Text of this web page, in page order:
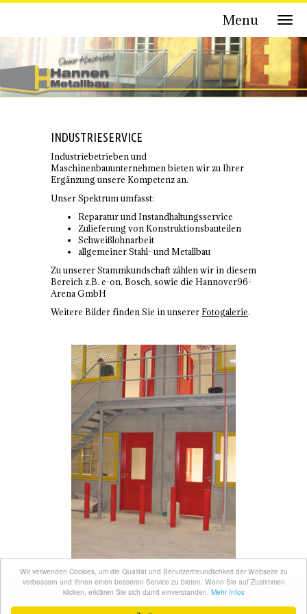
Wir verwenden Cookies, um die Qualität und Benutzerfreundlichkeit der Webseite zu
verbessern und Ihnen einen besseren Service zu bieten. Wenn Sie auf Zustimmen
klicken, erklären Sie sich damit einverstanden. Mehr Infos
Menu
INDUSTRIESERVICE
Industriebetrieben und
Maschinenbauunternehmen bieten wir zu Ihrer
Ergänzung unsere Kompetenz an.
Unser Spektrum umfasst:
Reparatur und Instandhaltungsservice
Zulieferung von Konstruktionsbauteilen
Schweißlohnarbeit
allgemeiner Stahl- und Metallbau
Zu unserer Stammkundschaft zählen wir in diesem
Bereich z.B. e-on, Bosch, sowie die Hannover96-
Arena GmbH
Weitere Bilder finden Sie in unserer Fotogalerie.
Hannen MetallbauIndustriestraße 17 - 21 31832 Springe T 050 41 - 77 99 66